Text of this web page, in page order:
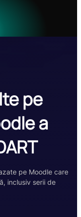
pe
a
pe Moodle care
inclusiv serii de